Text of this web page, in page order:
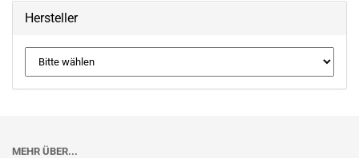
Hersteller
MEHR ÜBER...